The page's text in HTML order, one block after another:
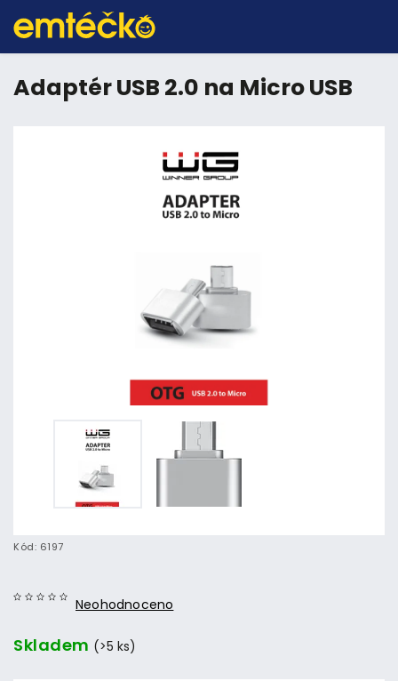
Adaptér USB 2.0 na Micro USB
Kód: 6197
Neohodnoceno
Skladem (>5 ks)